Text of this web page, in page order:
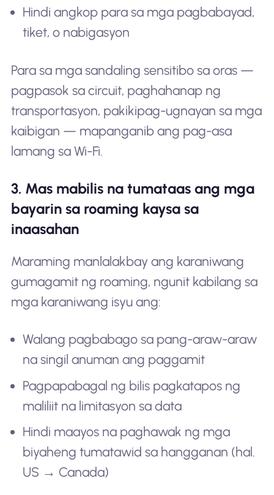
Hindi angkop para sa mga pagbabayad,
tiket, o nabigasyon
Para sa mga sandaling sensitibo sa oras —
pagpasok sa circuit, paghahanap ng
transportasyon, pakikipag-ugnayan sa mga
kaibigan — mapanganib ang pag-asa
lamang sa Wi-Fi.
3. Mas mabilis na tumataas ang mga
bayarin sa roaming kaysa sa
inaasahan
Maraming manlalakbay ang karaniwang
gumagamit ng roaming, ngunit kabilang sa
mga karaniwang isyu ang:
Walang pagbabago sa pang-araw-araw
na singil anuman ang paggamit
Pagpapabagal ng bilis pagkatapos ng
maliliit na limitasyon sa data
Hindi maayos na paghawak ng mga
biyaheng tumatawid sa hangganan (hal.
US → Canada)